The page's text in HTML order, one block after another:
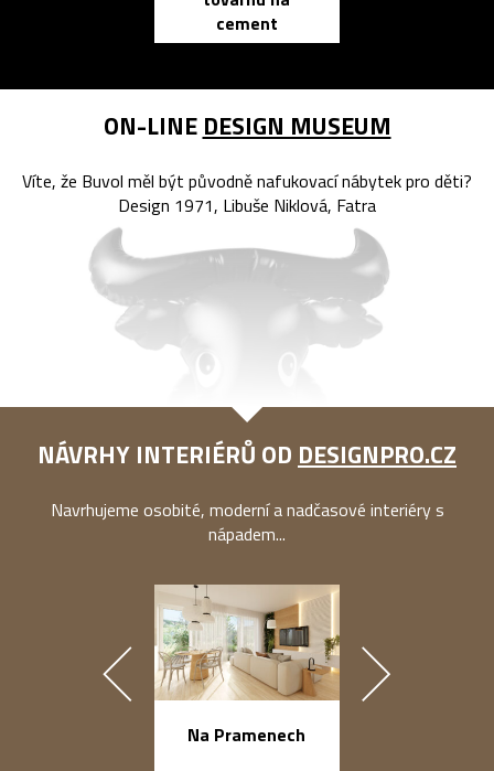
cement
ON-LINE DESIGN MUSEUM
Víte, že Buvol měl být původně nafukovací nábytek pro děti?
Design 1971, Libuše Niklová, Fatra
NÁVRHY INTERIÉRŮ OD DESIGNPRO.CZ
Navrhujeme osobité, moderní a nadčasové interiéry s
nápadem...
Na Pramenech